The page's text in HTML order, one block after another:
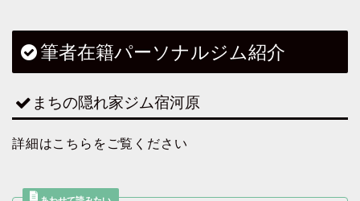
筆者在籍パーソナルジム紹介
まちの隠れ家ジム宿河原
詳細はこちらをご覧ください